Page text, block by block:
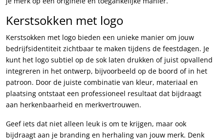
Kerstsokken met logo
Kerstsokken met logo bieden een unieke manier om jouw
bedrijfsidentiteit zichtbaar te maken tijdens de feestdagen. Je
kunt het logo subtiel op de sok laten drukken of juist opvallend
integreren in het ontwerp, bijvoorbeeld op de boord of in het
patroon. Door de juiste combinatie van kleur, materiaal en
plaatsing ontstaat een professioneel resultaat dat bijdraagt
aan herkenbaarheid en merkvertrouwen.
Geef iets dat niet alleen leuk is om te krijgen, maar ook
bijdraagt aan je branding en herhaling van jouw merk. Denk